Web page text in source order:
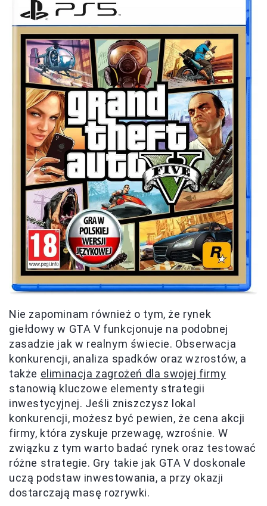
Nie zapominam również o tym, że rynek
giełdowy w GTA V funkcjonuje na podobnej
zasadzie jak w realnym świecie. Obserwacja
konkurencji, analiza spadków oraz wzrostów, a
także eliminacja zagrożeń dla swojej firmy
stanowią kluczowe elementy strategii
inwestycyjnej. Jeśli zniszczysz lokal
konkurencji, możesz być pewien, że cena akcji
firmy, która zyskuje przewagę, wzrośnie. W
związku z tym warto badać rynek oraz testować
różne strategie. Gry takie jak GTA V doskonale
uczą podstaw inwestowania, a przy okazji
dostarczają masę rozrywki.